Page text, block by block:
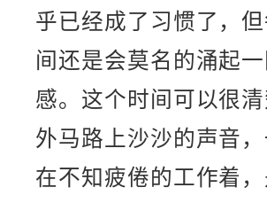
乎已经成了习惯了，
间还是会莫名的涌起
感。这个时间可以很
外马路上沙沙的声音
在不知疲倦的工作着